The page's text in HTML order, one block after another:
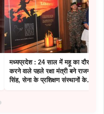
मध्यप्रदेश : 24 साल में महू का दौरा
करने वाले पहले रक्षा मंत्री बने राजनाथ
सिंह, सेना के प्रशिक्षण संस्थानों के